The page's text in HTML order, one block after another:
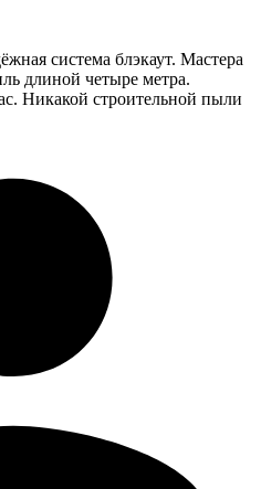
система блэкаут. Мастера
длиной четыре метра.
Никакой строительной пыли